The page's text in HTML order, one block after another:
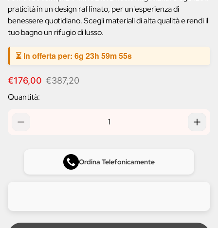
praticità in un design raffinato, per un'esperienza di
benessere quotidiano. Scegli materiali di alta qualità e rendi il
tuo bagno un rifugio di lusso.
⏳ In offerta per: 6g 23h 59m 54s
P
e
€176,00 P
€387,20
Quantità:
Ordina Telefonicamente